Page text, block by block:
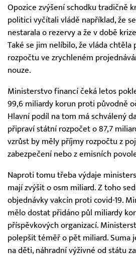
Opozice zvýšení schodku tradičně
politici vyčítali vládě například, že
nestarala o rezervy a že v době
Také se jim nelíbilo, že vláda chtěla
rozpočtu ve zrychleném
nouze.
Ministerstvo financí čeká letos
99,6 miliardy korun proti původně
Hlavní podíl na tom má schválený
připraví státní rozpočet o 87,7
vzrůst by měly příjmy rozpočtu z
zabezpečení nebo z emisních
Naproti tomu třeba výdaje
mají zvýšit o osm miliard. Z toho
objednávky vakcín proti covid-19.
mělo dostat přidáno půl miliardy
příspěvkových organizací.
polepšit téměř o pět miliard. Suma
na děti, náhradní výživné od státu